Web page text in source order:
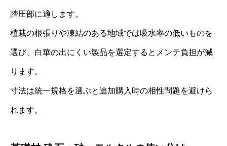
踏圧部に適します。
植栽の根張りや凍結のある地域では吸水率の低いものを
選び、白華の出にくい製品を選定するとメンテ負担が減
ります。
寸法は統一規格を選ぶと追加購入時の相性問題を避けら
れます。